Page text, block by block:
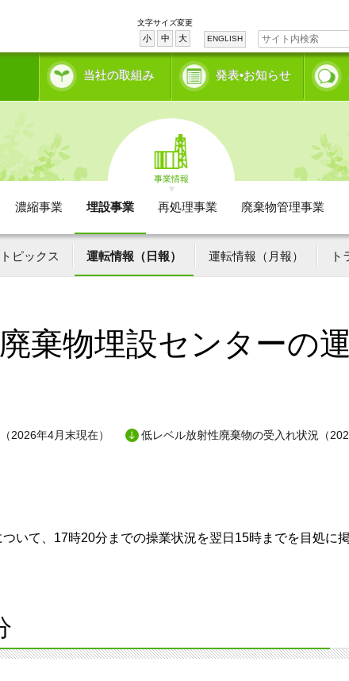
文字サイズ変更
小 中 大 ENGLISH
当社の取組み 発表•お知らせ
事業情報
濃縮事業 埋設事業 再処理事業 廃棄物管理事業
ピックス 運転情報（日報） 運転情報（月報） ト
棄物埋設センターの
2026年4月末現在）
低レベル放射性廃棄物の受入れ状況（
いて、17時20分までの操業状況を翌日15時までを目処に